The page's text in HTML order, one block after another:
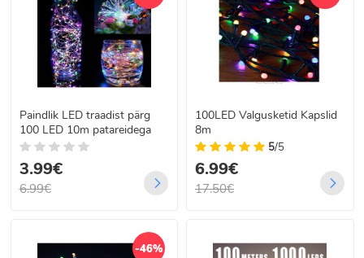
Paindlik LED traadist pärg
100 LED 10m patareidega
3.99€
6.99€
100LED Valgusketid Kapslid
8m
5/5
6.99€
17.50€
-46%